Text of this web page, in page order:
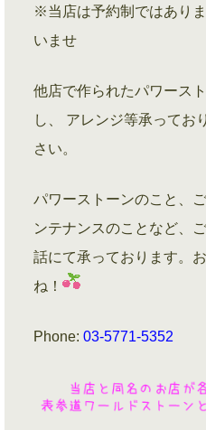
※当店は予約制ではあり
いませ
他店で作られたパワース
し、 アレンジ等承ってお
さい。
パワーストーンのこと、
ンテナンスのことなど、
話にて承っております。
ね！
Phone: 03-5771-5352